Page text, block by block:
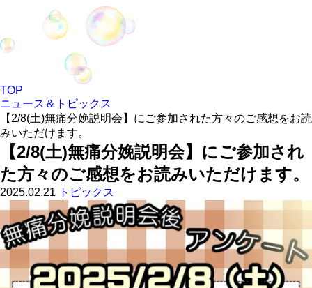
TOP
ニュース＆トピックス
【2/8(土)無痛分娩説明会】にご参加された方々のご感想をお読
みいただけます。
【2/8(土)無痛分娩説明会】にご参加され
た方々のご感想をお読みいただけます。
2025.02.21 トピックス